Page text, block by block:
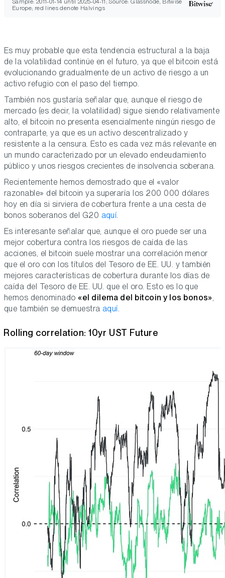
Sample: 2011-01-14 until 2025-04-11; Source: Glassnode, Bitwise
Europe; red lines denote Halvings
Es muy probable que esta tendencia estructural a la baja
de la volatilidad continúe en el futuro, ya que el bitcoin está
evolucionando gradualmente de un activo de riesgo a un
activo refugio con el paso del tiempo.
También nos gustaría señalar que, aunque el riesgo de
mercado (es decir, la volatilidad) sigue siendo relativamente
alto, el bitcoin no presenta esencialmente ningún riesgo de
contraparte, ya que es un activo descentralizado y
resistente a la censura. Esto es cada vez más relevante en
un mundo caracterizado por un elevado endeudamiento
público y unos riesgos crecientes de insolvencia soberana.
Recientemente hemos demostrado que el «valor
razonable» del bitcoin ya superaría los 200 000 dólares
hoy en día si sirviera de cobertura frente a una cesta de
bonos soberanos del G20 aquí.
Es interesante señalar que, aunque el oro puede ser una
mejor cobertura contra los riesgos de caída de las
acciones, el bitcoin suele mostrar una correlación menor
que el oro con los títulos del Tesoro de EE. UU. y también
mejores características de cobertura durante los días de
caída del Tesoro de EE. UU. que el oro. Esto es lo que
hemos denominado «el dilema del bitcoin y los bonos»,
que también se demuestra aquí.
Rolling correlation: 10yr UST Future